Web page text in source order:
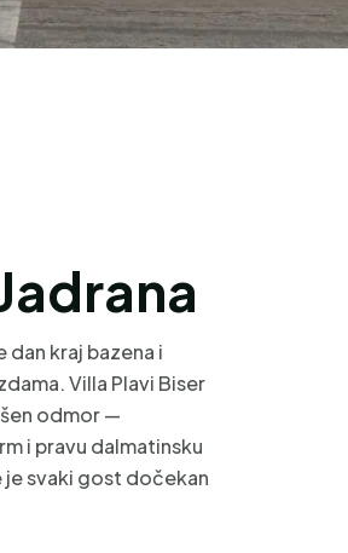
kraj bazena i
Villa Plavi Biser
odmor —
i pravu dalmatinsku
svaki gost dočekan